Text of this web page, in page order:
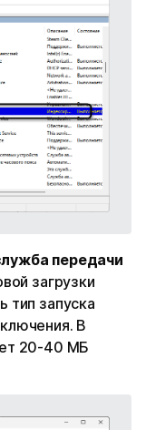
передачи
загрузки
тип запуска
В
20-40 МБ